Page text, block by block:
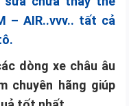
– AIR..vvv.. tất cả
dòng xe châu âu
chuyên hãng giúp